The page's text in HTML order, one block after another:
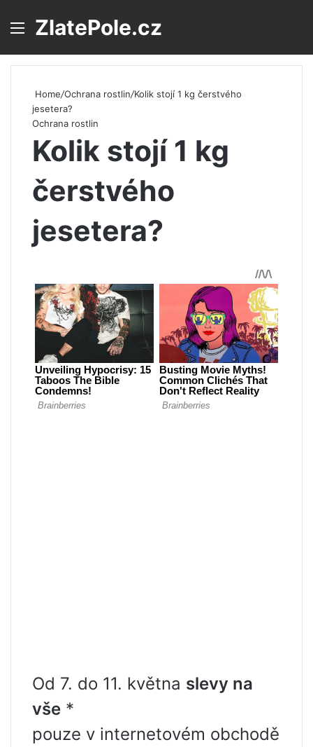
Menu
ZlatePole.cz
Home/Ochrana rostlin/Kolik stojí 1 kg čerstvého
jesetera?
Ochrana rostlin
Kolik stojí 1 kg
čerstvého
jesetera?
Od 7. do 11. května slevy na
vše *
pouze v internetovém obchodě